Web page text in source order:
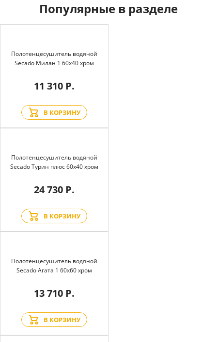
Популярные в разделе
Полотенцесушитель водяной
Secado Милан 1 60x40 хром
11 310 Р.
В КОРЗИНУ
Полотенцесушитель водяной
Secado Турин плюс 60x40 хром
24 730 Р.
В КОРЗИНУ
Полотенцесушитель водяной
Secado Агата 1 60x60 хром
13 710 Р.
В КОРЗИНУ